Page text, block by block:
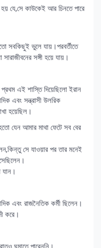
যে,সে কাউকেই আর চিনতে পারে
সবকিছুই ভুলে যায়।পরবর্তীতে
সঙ্গী হয়ে যায়।
এই শাস্তি দিয়েছিলো ইরান
এবং সন্ত্রাসী উলরিক
হয়েছিল।
যেন আমার মাথা ফেটে সব বের
সে যাওয়ার পর তার মনেই
এবং রাজনৈতিক কর্মী ছিলেন।
করে।